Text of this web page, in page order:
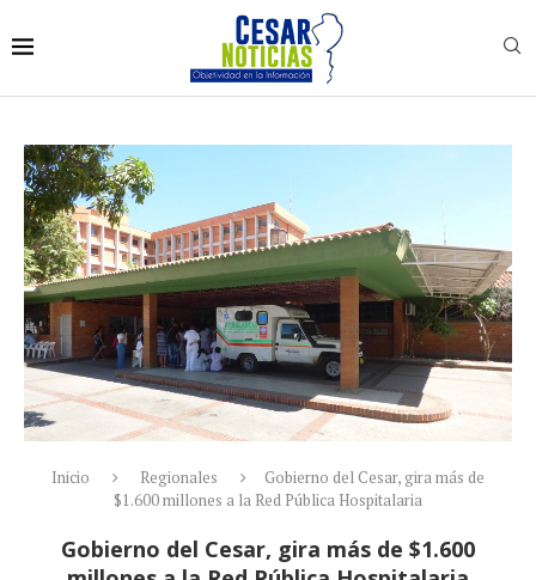
Inicio Regionales
Gobierno del Cesar, gira más de
$1.600 millones a la Red Pública Hospitalaria
Gobierno del Cesar, gira más de $1.600